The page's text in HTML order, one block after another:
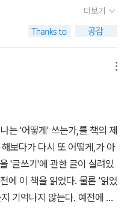
? 강 옆에서 물이 다 지나가
며 나는 내가 다 지나가기를
값은 충분한데, 안현미를 만
는 이제 말아야겠다.안현미를
인도 많으니 그렇다 치고...
호수요,식의 직유를 배운 모
야한다. 직유는 아니다.
우면서 그냥 있기, 원고 쓰기,
책 읽기, 산책이나 생계형 낚
'(p.109) 소설가보다는 어부
고 작가는 말한다. 책에서
시바를 매고 고기를 낚던 그
었던 건 어쩌면 생각보다 쉬
르게 된다. 에둘러 말하지 않
장에 대한 정밀한 기사글일
소설이 의미를 잃는 시대에
들의 언어로 쓴 소설이 나오
모아놓고 체크인 해버리는
설을 쓴다는 것, 시인이 시를
을 쓴다는 것, 그러니까 그의
다고 했다. 남들이 일할 때 그
리가 생각하는 작가의 이미
의 수척해진 모습을 떠 올리
잘 때, 그도 잠이 드는 매우
래서 그런지 그의 딸도 가정
이 있다. 직업이 소설가인데
서 쓴 적이 없는 작가라고. 글
위한 일이라고 답하면 뭔가
글을 쓰는 작가의 고뇌에 찬
를 늘어놓는다. 인심 좋은 작
일상의 일을 전하며 오늘과
이 융해되어 있다. 섬을 여행
고독이 묻어난다. 점점이 떠
내리면 한정된 공간에 고립
법을 배우며 사는 이들이
묶일 때는 하는 일 없이 술
치 배를 타던 형의 푸념은 어획
라 나이 들어가면서 험한 뱃
들 정도니 글을 읽는 동안에
람이 바뀌고 찾아오는 어
로 삼고 사는 이들은 바다의
더보기
는 '어떻게' 쓰는가,를 책의 제
보다가 다시 또 어떻게,가 아
'글쓰기'에 관한 글이 실려있
에 이 책을 읽었다. 물론 '읽었
기억나지 않는다. 예전에 책